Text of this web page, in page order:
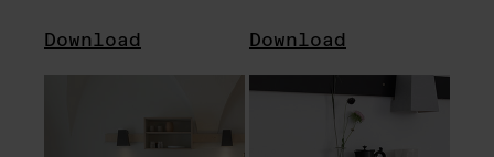
Download Download